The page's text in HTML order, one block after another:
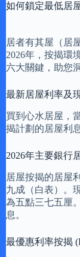
如何鎖定最低居
居者有其屋（居
2026年，按揭環
六大關鍵，助您
最新居屋利率及
買到心水居屋，
揭計劃的居屋利
2026年主要銀行
居屋按揭的居屋
九成（白表）。
為五點三七五厘
息。
最優惠利率按揭